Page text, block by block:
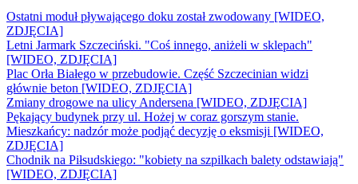
Ostatni moduł pływającego doku został zwodowany [WIDEO,
ZDJĘCIA]
Letni Jarmark Szczeciński. "Coś innego, aniżeli w sklepach"
[WIDEO, ZDJĘCIA]
Plac Orła Białego w przebudowie. Część Szczecinian widzi
głównie beton [WIDEO, ZDJĘCIA]
Zmiany drogowe na ulicy Andersena [WIDEO, ZDJĘCIA]
Pękający budynek przy ul. Hożej w coraz gorszym stanie.
Mieszkańcy: nadzór może podjąć decyzję o eksmisji [WIDEO,
ZDJĘCIA]
Chodnik na Piłsudskiego: "kobiety na szpilkach balety odstawiają"
[WIDEO, ZDJĘCIA]